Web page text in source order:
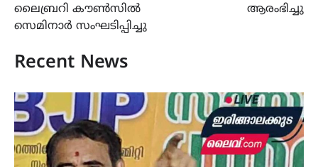
ലൈബ്രറി കൗൺസിൽ
സെമിനാർ സംഘടിപ്പിച്ചു
ആരംഭിച്ചു
Recent News